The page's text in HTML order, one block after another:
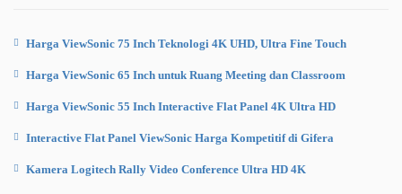
Harga ViewSonic 75 Inch Teknologi 4K UHD, Ultra Fine Touch
Harga ViewSonic 65 Inch untuk Ruang Meeting dan Classroom
Harga ViewSonic 55 Inch Interactive Flat Panel 4K Ultra HD
Interactive Flat Panel ViewSonic Harga Kompetitif di Gifera
Kamera Logitech Rally Video Conference Ultra HD 4K